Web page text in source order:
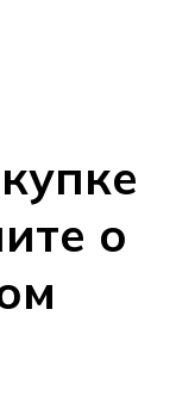
о